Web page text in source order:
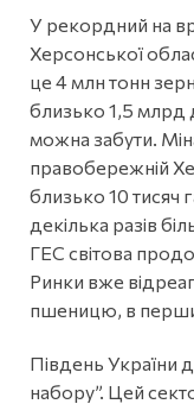
У рекордний на
Херсонської
це 4 млн тонн
близько 1,5 млрд
можна забути.
правобережній
близько 10 тисяч
декілька разів
ГЕС світова
Ринки вже
пшеницю, в
Південь України
набору”. Цей